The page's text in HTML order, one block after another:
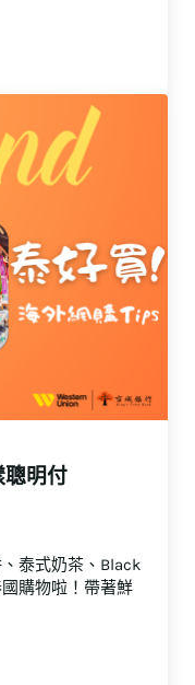
款，MoMo Pay一指就通
聰明付
泰式奶茶、Black
購物啦！帶著鮮
付